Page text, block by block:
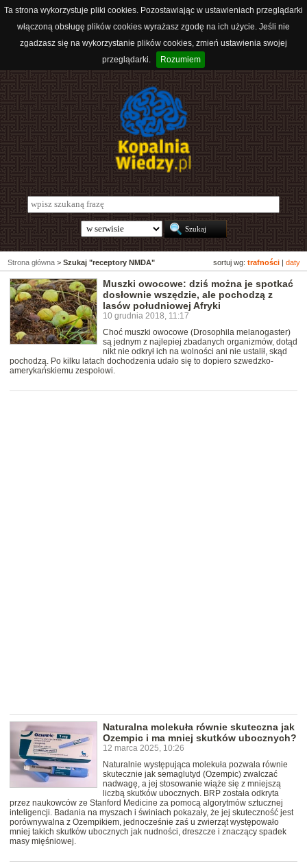
Ta strona wykorzystuje pliki cookies. Pozostawiając w ustawieniach przeglądarki
włączoną obsługę plików cookies wyrażasz zgodę na ich użycie. Jeśli nie
zgadzasz się na wykorzystanie plików cookies, zmień ustawienia swojej
przeglądarki.
Rozumiem
sortuj wg: trafności daty
Strona główna > Szukaj "receptory NMDA"
Muszki owocowe: dziś można je spotkać
dosłownie wszędzie, ale pochodzą z
lasów południowej Afryki
10 grudnia 2018, 11:17
Choć muszki owocowe (Drosophila melanogaster)
są jednym z najlepiej zbadanych organizmów, dotąd
nikt nie odkrył ich na wolności ani nie ustalił, skąd
pochodzą. Po kilku latach dochodzenia udało się to dopiero szwedzko-
amerykańskiemu zespołowi.
Naturalna molekuła równie skuteczna jak
Ozempic i ma mniej skutków ubocznych?
12 marca 2025, 10:26
Naturalnie występująca molekuła pozwala równie
skutecznie jak semaglutyd (Ozempic) zwalczać
nadwagę, a jej stosowanie wiąże się z mniejszą
liczbą skutków ubocznych. BRP została odkryta
przez naukowców ze Stanford Medicine za pomocą algorytmów sztucznej
inteligencji. Badania na myszach i świniach pokazały, że jej skuteczność jest
porównywalna z Ozempikiem, jednocześnie zaś u zwierząt występowało
mniej takich skutków ubocznych jak nudności, dreszcze i znaczący spadek
masy mięśniowej.